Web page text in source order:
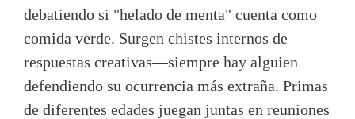
debatiendo si "helado de menta" cuenta como
comida verde. Surgen chistes internos de
respuestas creativas—siempre hay alguien
defendiendo su ocurrencia más extraña. Primas
de diferentes edades juegan juntas en reuniones